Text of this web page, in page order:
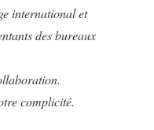
international et
des bureaux
complicité.